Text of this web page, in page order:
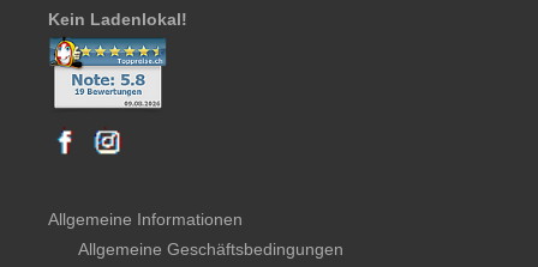
Kein Ladenlokal!
Allgemeine Informationen
Allgemeine Geschäftsbedingungen